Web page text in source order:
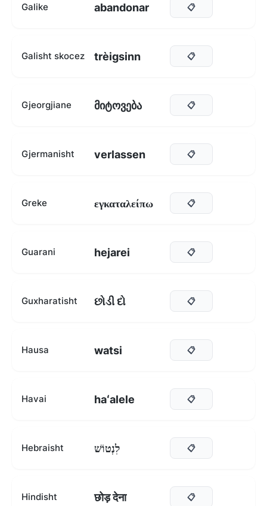
Galike abandonar 📋
Galisht skocez trèigsinn 📋
Gjeorgjiane მიტოვება 📋
Gjermanisht verlassen 📋
Greke εγκαταλείπω 📋
Guarani hejarei 📋
Guxharatisht છોડી દો 📋
Hausa watsi 📋
Havai haʻalele 📋
Hebraisht לִנְטוֹשׁ 📋
Hindisht छोड़ देना 📋